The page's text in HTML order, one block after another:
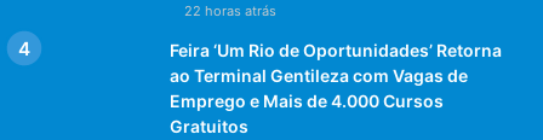
22 horas atrás
Feira ‘Um Rio de Oportunidades’ Retorna
ao Terminal Gentileza com Vagas de
Emprego e Mais de 4.000 Cursos
Gratuitos